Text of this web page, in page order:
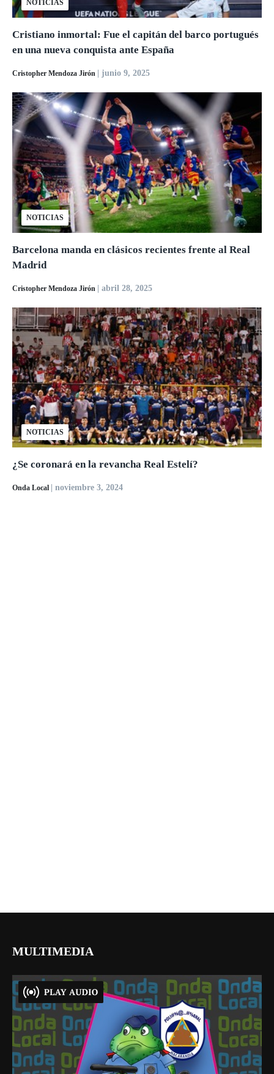
NOTICIAS
Cristiano inmortal: Fue el capitán del barco portugués
en una nueva conquista ante España
Cristopher Mendoza Jirón | junio 9, 2025
NOTICIAS
Barcelona manda en clásicos recientes frente al Real
Madrid
Cristopher Mendoza Jirón | abril 28, 2025
NOTICIAS
¿Se coronará en la revancha Real Estelí?
Onda Local | noviembre 3, 2024
MULTIMEDIA